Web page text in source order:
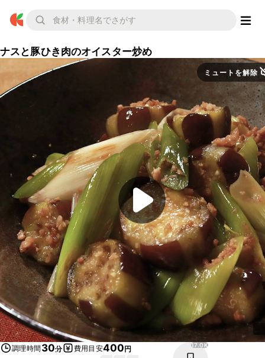
ナスと豚ひき肉のオイスター炒め
ミュートを解除
調理時間 30分 費用目安400円 17.0K